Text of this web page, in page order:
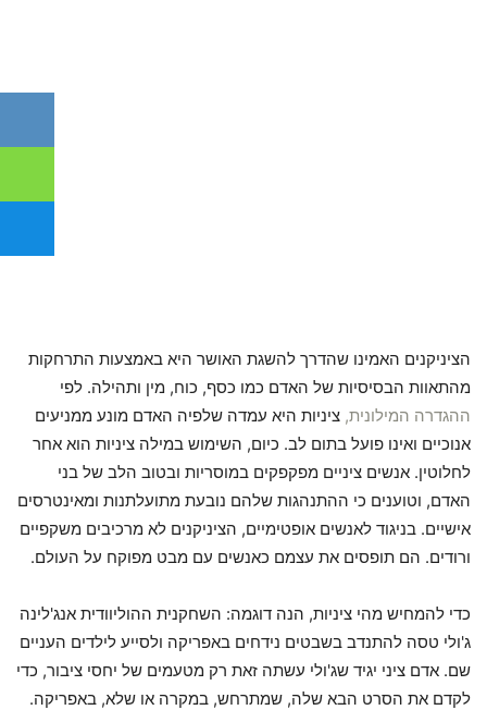
הציניקנים האמינו שהדרך להשגת האושר היא באמצעות התרחקות
מהתאוות הבסיסיות של האדם כמו כסף, כוח, מין ותהילה. לפי
ההגדרה המילונית, ציניות היא עמדה שלפיה האדם מונע ממניעים
אנוכיים ואינו פועל בתום לב. כיום, השימוש במילה ציניות הוא אחר
לחלוטין. אנשים ציניים מפקפקים במוסריות ובטוב הלב של בני
האדם, וטוענים כי ההתנהגות שלהם נובעת מתועלתנות ומאינטרסים
אישיים. בניגוד לאנשים אופטימיים, הציניקנים לא מרכיבים משקפיים
ורודים. הם תופסים את עצמם כאנשים עם מבט מפוקח על העולם.
כדי להמחיש מהי ציניות, הנה דוגמה: השחקנית ההוליוודית אנג'לינה
ג'ולי טסה להתנדב בשבטים נידחים באפריקה ולסייע לילדים העניים
שם. אדם ציני יגיד שג'ולי עשתה זאת רק מטעמים של יחסי ציבור, כדי
לקדם את הסרט הבא שלה, שמתרחש, במקרה או שלא, באפריקה.